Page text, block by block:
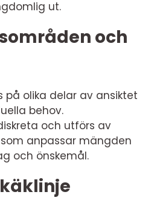
ut.
och
på olika delar av ansiktet
behov.
och utförs av
anpassar mängden
och önskemål.